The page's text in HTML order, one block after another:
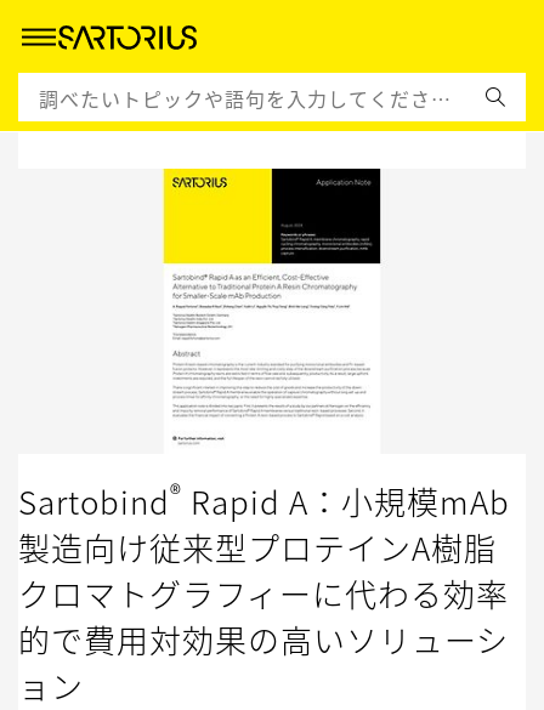
アプリケ-ションノ-ト
Sartobind® Rapid A：小規模mAb
製造向け従来型プロテインA樹脂
クロマトグラフィーに代わる効率
的で費用対効果の高いソリューシ
ョン